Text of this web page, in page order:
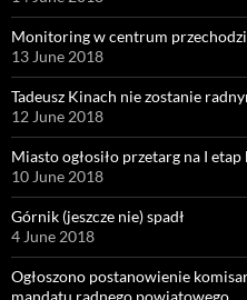
Monitoring w centrum
13 June 2018
Tadeusz Kinach nie zostanie
12 June 2018
Miasto ogłosiło przetarg na I
10 June 2018
Górnik (jeszcze nie) spadł
4 June 2018
Ogłoszono postanowienie